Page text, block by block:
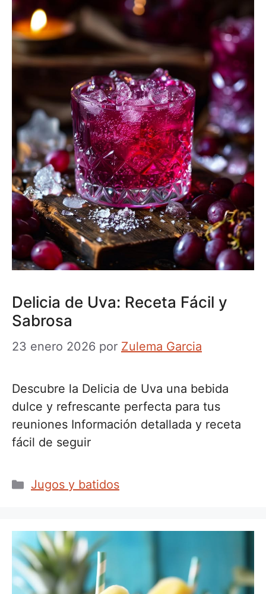
Delicia de Uva: Receta Fácil y
Sabrosa
23 enero 2026 por Zulema Garcia
Descubre la Delicia de Uva una bebida
dulce y refrescante perfecta para tus
reuniones Información detallada y receta
fácil de seguir
Categorías
Jugos y batidos